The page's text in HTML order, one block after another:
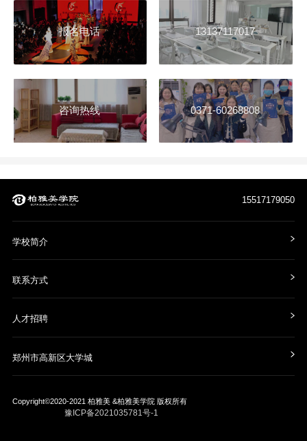
报名电话 13137117017
咨询热线 0371-60268808
15517179050
学校简介
联系方式
人才招聘
郑州市高新区大学城
Copyright©2020-2021 柏雅美 &柏雅美学院 版权所有
豫ICP备2021035781号-1